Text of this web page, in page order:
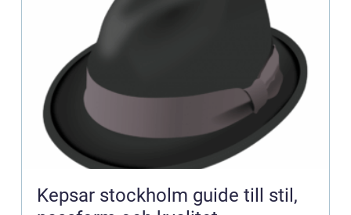
Kepsar stockholm guide till stil,